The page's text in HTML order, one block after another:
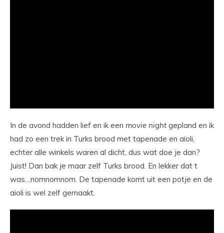
In de avond hadden lief en ik een movie nightgepland en ik
had zo een trek in Turks brood met tapenade en aioli,
echter alle winkels waren al dicht, dus wat doe je dan?
Juist! Dan bak je maar zelf Turks brood. En lekker dat t
was…nomnomnom. De tapenade komt uit een potje en de
aioli is wel zelf gemaakt.